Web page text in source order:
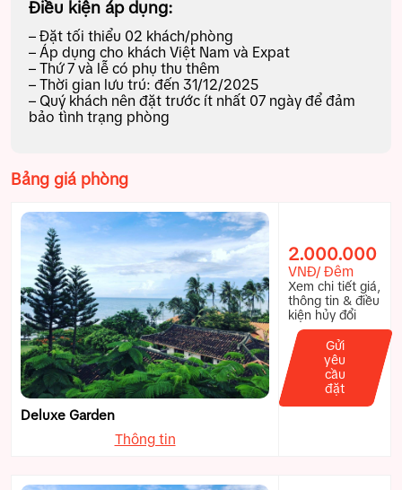
Điều kiện áp dụng:
– Đặt tối thiểu 02 khách/phòng
– Áp dụng cho khách Việt Nam và Expat
– Thứ 7 và lễ có phụ thu thêm
– Thời gian lưu trú: đến 31/12/2025
– Quý khách nên đặt trước ít nhất 07 ngày để đảm
bảo tình trạng phòng
Bảng giá phòng
Deluxe Garden
Thông tin
2.000.000
VNĐ/ Đêm
Xem chi tiết giá,
thông tin & điều
kiện hủy đổi
Gửi
yêu
cầu
đặt